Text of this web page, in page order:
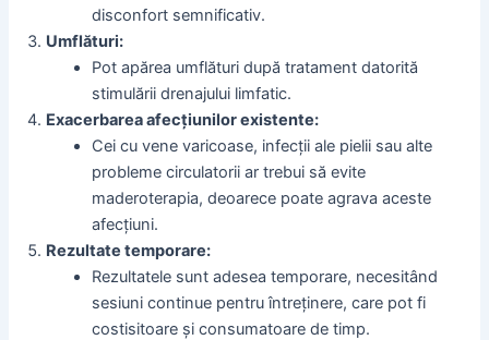
disconfort semnificativ.
Umflături:
Pot apărea umflături după tratament datorită
stimulării drenajului limfatic.
Exacerbarea afecțiunilor existente:
Cei cu vene varicoase, infecții ale pielii sau alte
probleme circulatorii ar trebui să evite
maderoterapia, deoarece poate agrava aceste
afecțiuni.
Rezultate temporare:
Rezultatele sunt adesea temporare, necesitând
sesiuni continue pentru întreținere, care pot fi
costisitoare și consumatoare de timp.